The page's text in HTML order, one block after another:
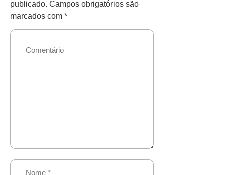
publicado. Campos obrigatórios são
marcados com *